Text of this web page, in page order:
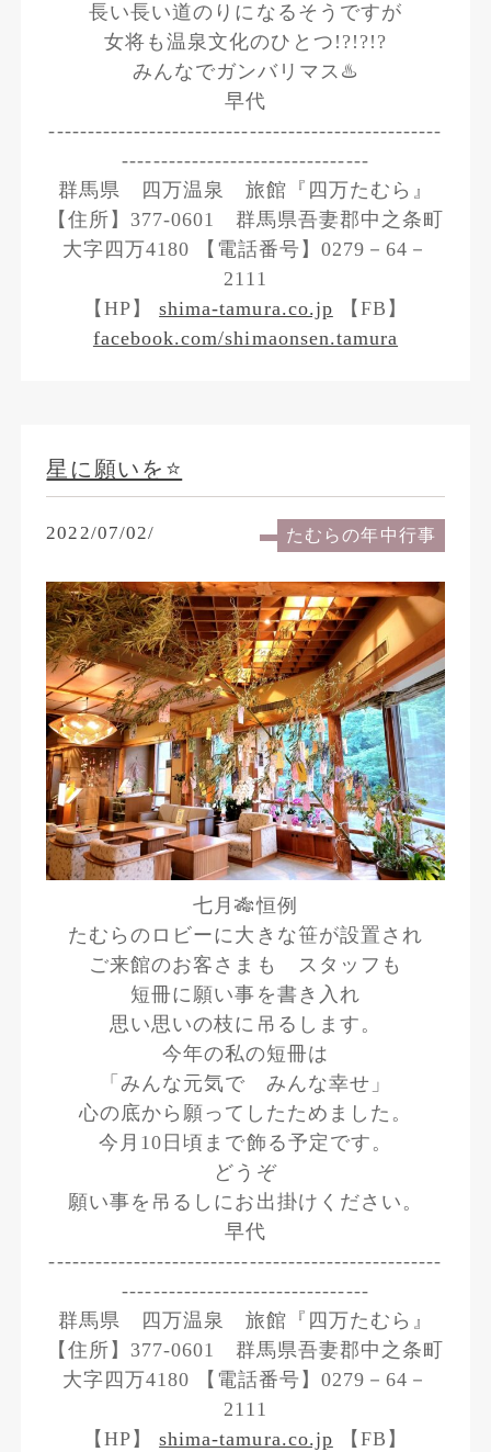
長い長い道のりになるそうですが
女将も温泉文化のひとつ!?!?!?
みんなでガンバリマス♨️
早代
---------------------------------------------------
--------------------------------
群馬県 四万温泉 旅館『四万たむら』
【住所】377-0601 群馬県吾妻郡中之条町
大字四万4180 【電話番号】0279－64－
2111
【HP】shima-tamura.co.jp 【FB】
facebook.com/shimaonsen.tamura
星に願いを⭐
2022/07/02/ たむらの年中行事
七月🎋恒例
たむらのロビーに大きな笹が設置され
ご来館のお客さまも スタッフも
短冊に願い事を書き入れ
思い思いの枝に吊るします。
今年の私の短冊は
「みんな元気で みんな幸せ」
心の底から願ってしたためました。
今月10日頃まで飾る予定です。
どうぞ
願い事を吊るしにお出掛けください。
早代
---------------------------------------------------
--------------------------------
群馬県 四万温泉 旅館『四万たむら』
【住所】377-0601 群馬県吾妻郡中之条町
大字四万4180 【電話番号】0279－64－
2111
【HP】shima-tamura.co.jp 【FB】